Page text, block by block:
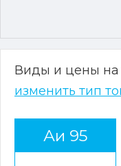
Виды и цены на
изменить тип
Аи 95